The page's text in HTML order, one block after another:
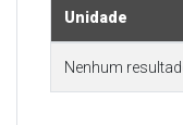
Unidade
Nenhum